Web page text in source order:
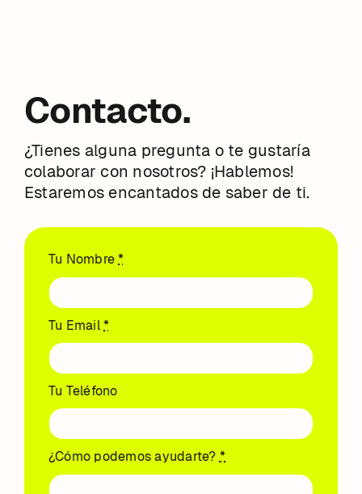
Contacto.
¿Tienes alguna pregunta o te gustaría
colaborar con nosotros? ¡Hablemos!
Estaremos encantados de saber de ti.
Tu Nombre*
Tu Email*
Tu Teléfono
¿Cómo podemos ayudarte?*